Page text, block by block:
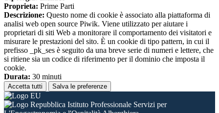
Proprieta: Prime Parti
Descrizione: Questo nome di cookie è associato alla piattaforma di
analisi web open source Piwik. Viene utilizzato per aiutare i
proprietari di siti Web a monitorare il comportamento dei visitatori e
misurare le prestazioni del sito. È un cookie di tipo pattern, in cui il
prefisso _pk_ses è seguito da una breve serie di numeri e lettere, che
si ritiene sia un codice di riferimento per il dominio che imposta il
cookie.
Durata: 30 minuti
Accetta tutti Salva le preferenze
Istituto Professionale Servizi per